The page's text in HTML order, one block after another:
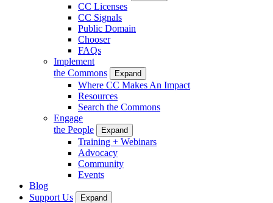
CC Licenses
CC Signals
Public Domain
Chooser
FAQs
Implement
the Commons
Expand
Where CC Makes An Impact
Resources
Search the Commons
Engage
the People
Expand
Training + Webinars
Advocacy
Community
Events
Blog
Support Us
Expand